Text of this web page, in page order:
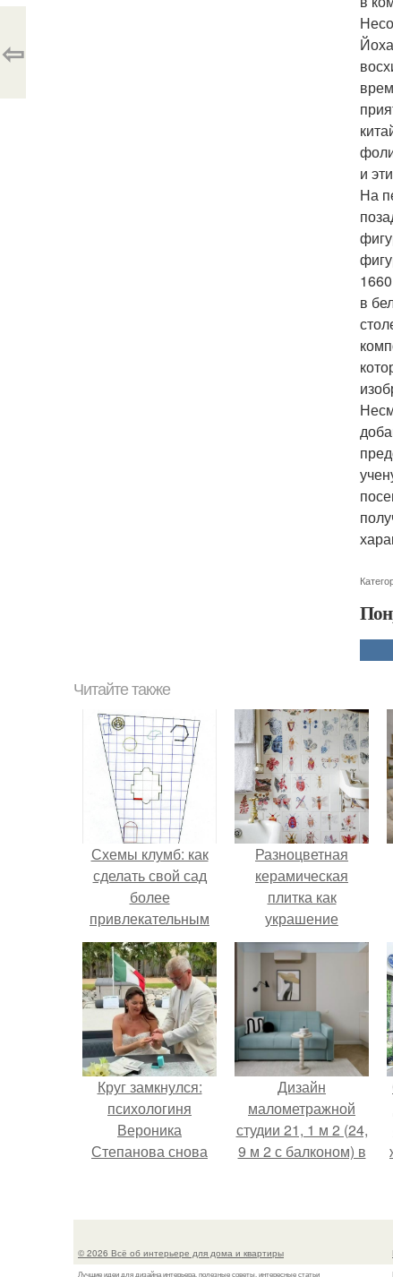
и
На
в
⇦
Читайте также
Схемы клумб: как
сделать свой сад
более
привлекательным
Разноцветная
керамическая
плитка как
украшение
интерьера.
Круг замкнулся:
психологиня
Вероника
Степанова снова
бывшего мужа.
Дизайн
малометражной
студии 21, 1 м 2 (24,
9 м 2 с балконом) в
© 2026 Всё об интерьере для дома и квартиры
Лучшие идеи для дизайна интерьера, полезные советы, интересные статьи